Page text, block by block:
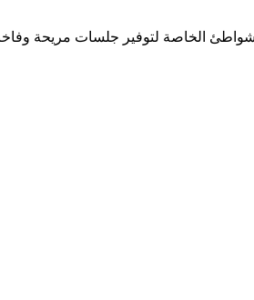
الخاصة لتوفير جلسات مريحة